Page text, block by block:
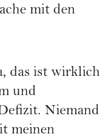
mit den
das ist wirklich
und
Niemand
meinen